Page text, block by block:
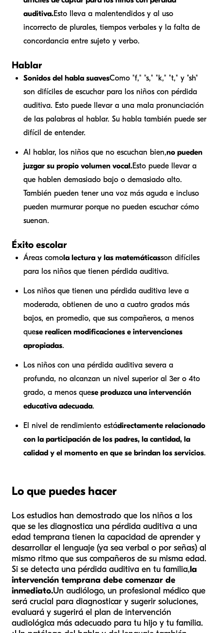
auditiva.Esto lleva a malentendidos y al uso
incorrecto de plurales, tiempos verbales y la falta de
concordancia entre sujeto y verbo.
Hablar
Sonidos del habla suavesComo "f," "s," "k," "t," y "sh"
son difíciles de escuchar para los niños con pérdida
auditiva. Esto puede llevar a una mala pronunciación
de las palabras al hablar. Su habla también puede ser
difícil de entender.
Al hablar, los niños que no escuchan bien,no pueden
juzgar su propio volumen vocal.Esto puede llevar a
que hablen demasiado bajo o demasiado alto.
También pueden tener una voz más aguda e incluso
pueden murmurar porque no pueden escuchar cómo
suenan.
Éxito escolar
Áreas comola lectura y las matemáticasson difíciles
para los niños que tienen pérdida auditiva.
Los niños que tienen una pérdida auditiva leve a
moderada, obtienen de uno a cuatro grados más
bajos, en promedio, que sus compañeros, a menos
quese realicen modificaciones e intervenciones
apropiadas.
Los niños con una pérdida auditiva severa a
profunda, no alcanzan un nivel superior al 3er o 4to
grado, a menos quese produzca una intervención
educativa adecuada.
El nivel de rendimiento estádirectamente relacionado
con la participación de los padres, la cantidad, la
calidad y el momento en que se brindan los servicios.
Lo que puedes hacer
Los estudios han demostrado que los niños a los
que se les diagnostica una pérdida auditiva a una
edad temprana tienen la capacidad de aprender y
desarrollar el lenguaje (ya sea verbal o por señas) al
mismo ritmo que sus compañeros de su misma edad.
Si se detecta una pérdida auditiva en tu familia,la
intervención temprana debe comenzar de
inmediato.Un audiólogo, un profesional médico que
será crucial para diagnosticar y sugerir soluciones,
evaluará y sugerirá el plan de intervención
audiológica más adecuado para tu hijo y tu familia.